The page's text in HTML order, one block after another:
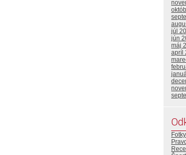
júl
jún
máj
apríl
Fotky